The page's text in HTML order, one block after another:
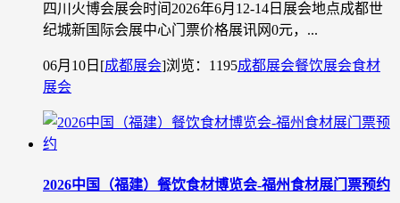
四川火博会展会时间2026年6月12-14日展会地点成都世
纪城新国际会展中心门票价格展讯网0元，...
06月10日 [成都展会]浏览：1195成都展会餐饮展会食材
展会
2026中国（福建）餐饮食材博览会-福州食材展门票预约